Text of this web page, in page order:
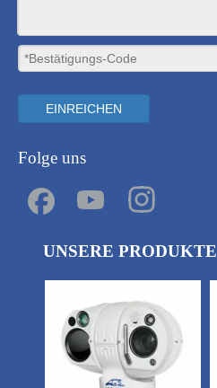
EINREICHEN
Folge uns
UNSERE PRODUKTE